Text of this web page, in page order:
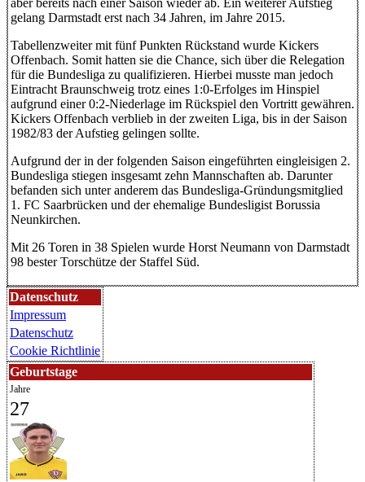
gelang Darmstadt erst nach 34 Jahren, im Jahre 2015.
Tabellenzweiter mit fünf Punkten Rückstand wurde Kickers
Offenbach. Somit hatten sie die Chance, sich über die Relegation
für die Bundesliga zu qualifizieren. Hierbei musste man jedoch
Eintracht Braunschweig trotz eines 1:0-Erfolges im Hinspiel
aufgrund einer 0:2-Niederlage im Rückspiel den Vortritt gewähren.
Kickers Offenbach verblieb in der zweiten Liga, bis in der Saison
1982/83 der Aufstieg gelingen sollte.
Aufgrund der in der folgenden Saison eingeführten eingleisigen 2.
Bundesliga stiegen insgesamt zehn Mannschaften ab. Darunter
befanden sich unter anderem das Bundesliga-Gründungsmitglied
1. FC Saarbrücken und der ehemalige Bundesligist Borussia
Neunkirchen.
Mit 26 Toren in 38 Spielen wurde Horst Neumann von Darmstadt
98 bester Torschütze der Staffel Süd.
Datenschutz
Impressum
Datenschutz
Cookie Richtlinie
Geburtstage
Jahre
27